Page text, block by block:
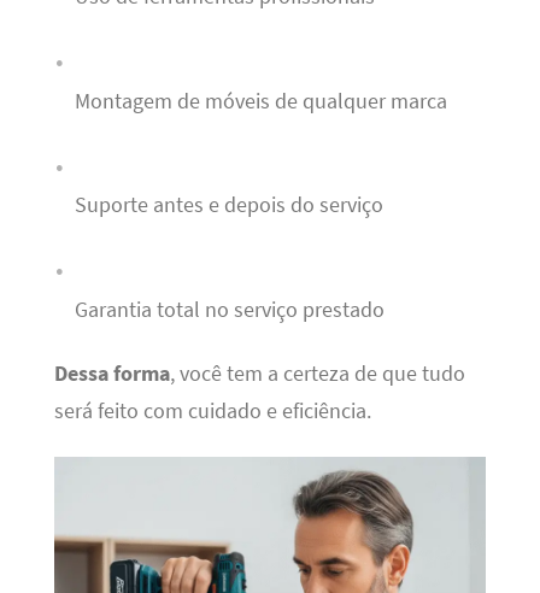
Montagem de móveis de qualquer marca
Suporte antes e depois do serviço
Garantia total no serviço prestado
Dessa forma, você tem a certeza de que tudo
será feito com cuidado e eficiência.